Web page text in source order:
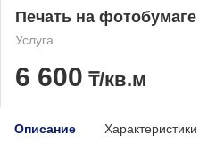
Печать на фотобумаге
Услуга
6 600 ₸/кв.м
Описание Характеристики